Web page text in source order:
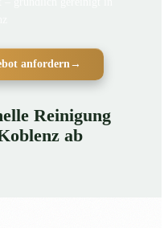
anfordern→
Reinigung
ab